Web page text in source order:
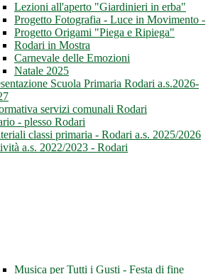
Lezioni all'aperto "Giardinieri in erba"
Progetto Fotografia - Luce in Movimento -
Progetto Origami "Piega e Ripiega"
Rodari in Mostra
Carnevale delle Emozioni
Natale 2025
Scuola Primaria Rodari a.s.2026-
servizi comunali Rodari
- plesso Rodari
classi primaria - Rodari a.s. 2025/2026
a.s. 2022/2023 - Rodari
Musica per Tutti i Gusti - Festa di fine